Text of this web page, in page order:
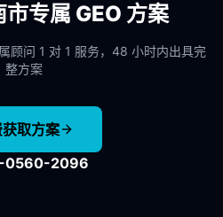
市专属 GEO 方案
顾问 1 对 1 服务，48 小时内出具完
整方案
取方案
0560-2096